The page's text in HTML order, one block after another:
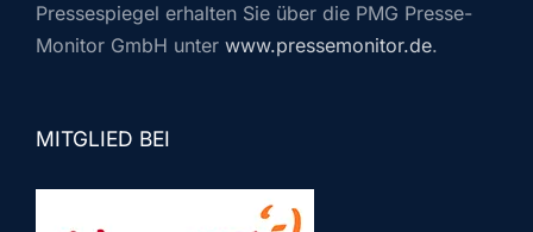
Pressespiegel erhalten Sie über die PMG Presse-
Monitor GmbH unter www.pressemonitor.de.
MITGLIED BEI